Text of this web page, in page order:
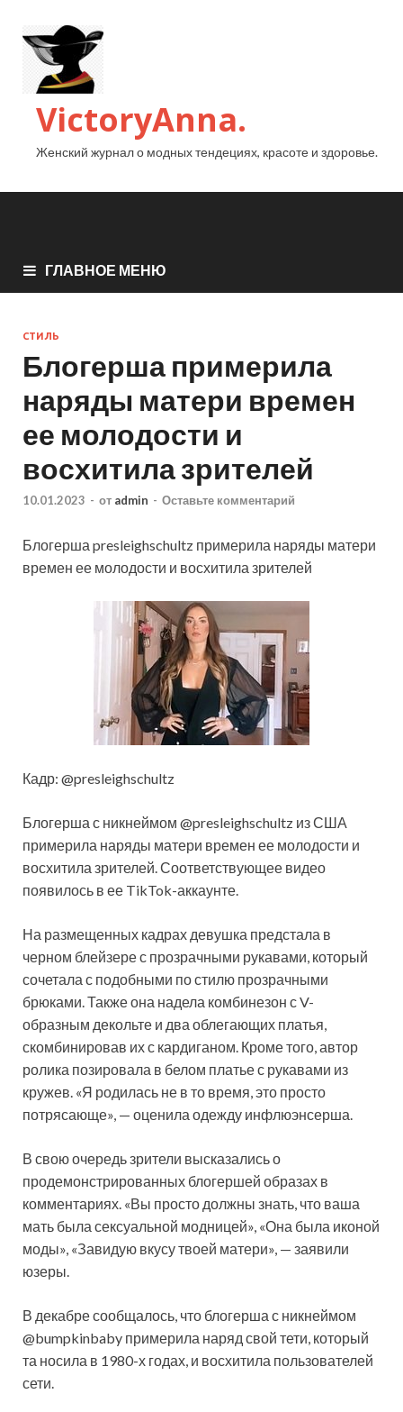
VictoryAnna.
Женский журнал о модных тендециях, красоте и здоровье.
ГЛАВНОЕ МЕНЮ
СТИЛЬ
Блогерша примерила
наряды матери времен
ее молодости и
восхитила зрителей
10.01.2023 - от admin - Оставьте комментарий
Блогерша presleighschultz примерила наряды матери
времен ее молодости и восхитила зрителей
Кадр: @presleighschultz
Блогерша с никнеймом @presleighschultz из США
примерила наряды матери времен ее молодости и
восхитила зрителей. Соответствующее видео
появилось в ее TikTok-аккаунте.
На размещенных кадрах девушка предстала в
черном блейзере с прозрачными рукавами, который
сочетала с подобными по стилю прозрачными
брюками. Также она надела комбинезон с V-
образным декольте и два облегающих платья,
скомбинировав их с кардиганом. Кроме того, автор
ролика позировала в белом платье с рукавами из
кружев. «Я родилась не в то время, это просто
потрясающе», — оценила одежду инфлюэнсерша.
В свою очередь зрители высказались о
продемонстрированных блогершей образах в
комментариях. «Вы просто должны знать, что ваша
мать была сексуальной модницей», «Она была иконой
моды», «Завидую вкусу твоей матери», — заявили
юзеры.
В декабре сообщалось, что блогерша с никнеймом
@bumpkinbaby примерила наряд свой тети, который
та носила в 1980-х годах, и восхитила пользователей
сети.